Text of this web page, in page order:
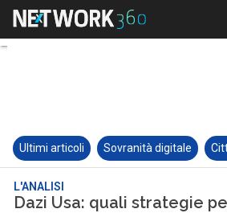
Ultimi articoli Sovranità digitale
L'ANALISI
Dazi Usa: quali strategie